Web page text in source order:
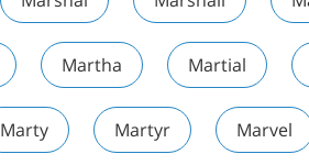
Martha Martial
Marty Martyr Marvel